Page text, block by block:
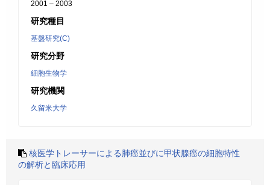
2001 – 2003
研究種目
基盤研究(C)
研究分野
細胞生物学
研究機関
久留米大学
核医学トレーサーによる肺癌並びに甲状腺癌の細胞特性
の解析と臨床応用